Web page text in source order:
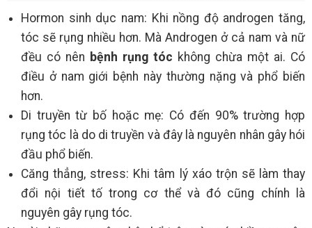
Hormon sinh dục nam: Khi nồng độ androgen tăng,
tóc sẽ rụng nhiều hơn. Mà Androgen ở cả nam và nữ
đều có nên bệnh rụng tóc không chừa một ai. Có
điều ở nam giới bệnh này thường nặng và phổ biến
hơn.
Di truyền từ bố hoặc mẹ: Có đến 90% trường hợp
rụng tóc là do di truyền và đây là nguyên nhân gây hói
đầu phổ biến.
Căng thẳng, stress: Khi tâm lý xáo trộn sẽ làm thay
đổi nội tiết tố trong cơ thể và đó cũng chính là
nguyên gây rụng tóc.